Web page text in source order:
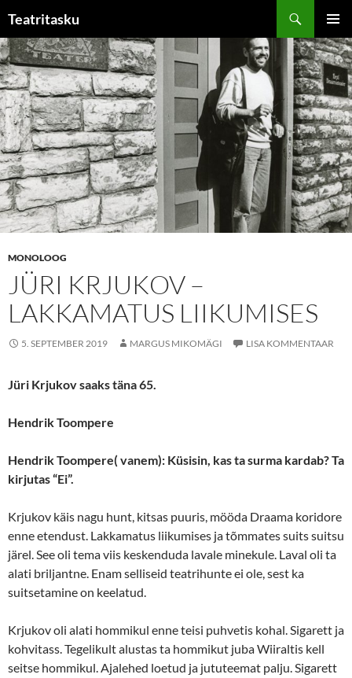
sisu
juurde
Teatritasku
MONOLOOG
JÜRI KRJUKOV –
LAKKAMATUS LIIKUMISES
5. SEPTEMBER 2019 MARGUS MIKOMÄGI LISA KOMMENTAAR
Jüri Krjukov saaks täna 65.
Hendrik Toompere
Hendrik Toompere( vanem): Küsisin, kas ta surma kardab? Ta
kirjutas “Ei”.
Krjukov käis nagu hunt, kitsas puuris, mööda Draama koridore
enne etendust. Lakkamatus liikumises ja tõmmates suits suitsu
järel. See oli tema viis keskenduda lavale minekule. Laval oli ta
alati briljantne. Enam selliseid teatrihunte ei ole, sest ka
suitsetamine on keelatud.
Krjukov oli alati hommikul enne teisi puhvetis kohal. Sigarett ja
kohvitass. Tegelikult alustas ta hommikut juba Wiiraltis kell
seitse hommikul. Ajalehed loetud ja jututeemat palju. Sigarett